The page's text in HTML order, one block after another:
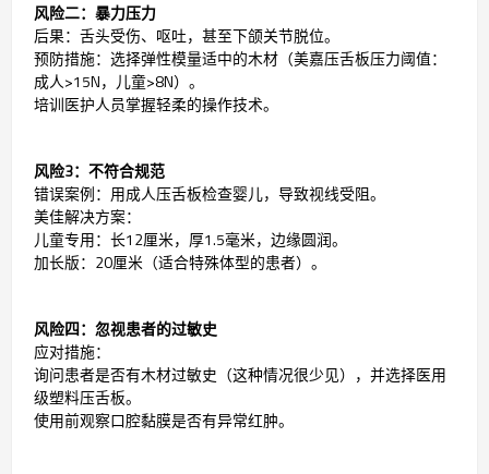
风险二：暴力压力
后果：舌头受伤、呕吐，甚至下颌关节脱位。
预防措施：选择弹性模量适中的木材（美嘉压舌板压力阈值：
成人>15N，儿童>8N）。
培训医护人员掌握轻柔的操作技术。
风险3：不符合规范
错误案例：用成人压舌板检查婴儿，导致视线受阻。
美佳解决方案：
儿童专用：长12厘米，厚1.5毫米，边缘圆润。
加长版：20厘米（适合特殊体型的患者）。
风险四：忽视患者的过敏史
应对措施：
询问患者是否有木材过敏史（这种情况很少见），并选择医用
级塑料压舌板。
使用前观察口腔黏膜是否有异常红肿。